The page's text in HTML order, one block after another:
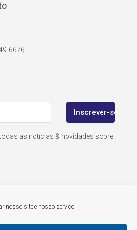
nosso site e nosso serviço.
6676
Inscrever-se
as notícias & novidades sobre